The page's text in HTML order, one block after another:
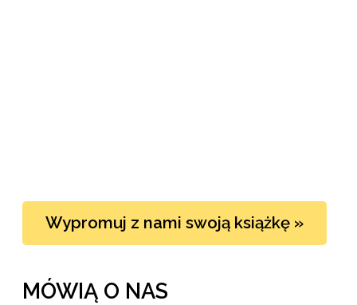
Wypromuj z nami swoją książkę »
MÓWIĄ O NAS